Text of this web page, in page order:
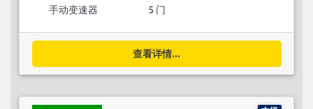
手动变速器 5 门
查看详情...